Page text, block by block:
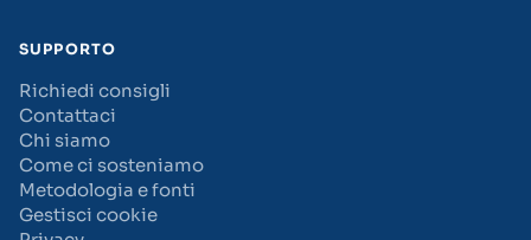
SUPPORTO
Richiedi consigli
Contattaci
Chi siamo
Come ci sosteniamo
Metodologia e fonti
Gestisci cookie